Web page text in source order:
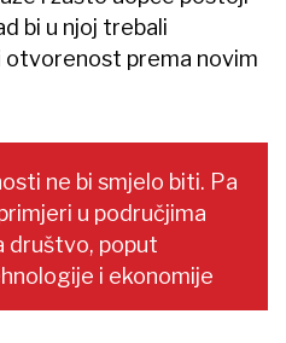
bi u njoj trebali
prema novim
ne bi smjelo biti. Pa
u područjima
društvo, poput
i ekonomije